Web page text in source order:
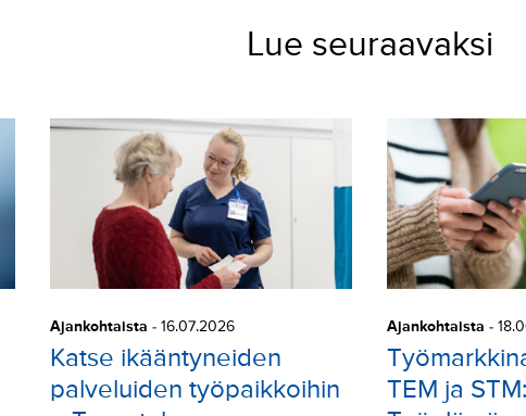
Lue seuraavaksi
Ajankohtaista - 16.07.2026
Katse ikääntyneiden
palveluiden työpaikkoihin
Ajankohtaista -
TEM ja STM: